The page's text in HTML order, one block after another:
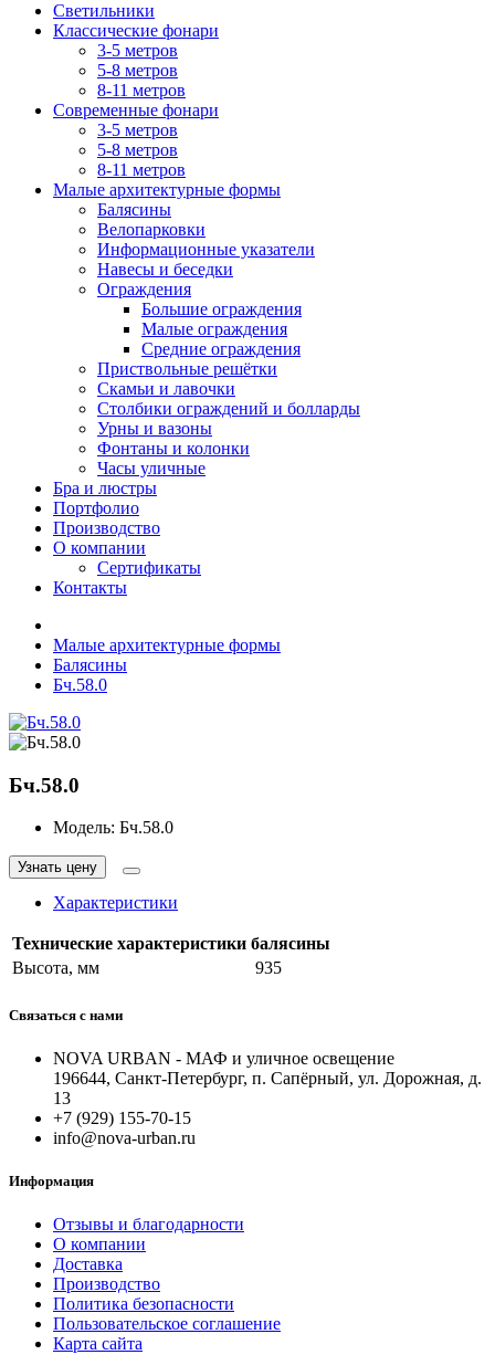
Светильники
Классические фонари
3-5 метров
5-8 метров
8-11 метров
Современные фонари
3-5 метров
5-8 метров
8-11 метров
Малые архитектурные формы
Балясины
Велопарковки
Информационные указатели
Навесы и беседки
Ограждения
Большие ограждения
Малые ограждения
Средние ограждения
Приствольные решётки
Скамьи и лавочки
Столбики ограждений и болларды
Урны и вазоны
Фонтаны и колонки
Часы уличные
Бра и люстры
Портфолио
Производство
О компании
Сертификаты
Контакты
Малые архитектурные формы
Балясины
Бч.58.0
Бч.58.0
Модель: Бч.58.0
Узнать цену
Характеристики
Технические характеристики балясины
Высота, мм
935
Связаться с нами
NOVA URBAN - МАФ и уличное освещение
196644, Санкт-Петербург, п. Сапёрный, ул. Дорожная, д.
13
+7 (929) 155-70-15
info@nova-urban.ru
Информация
Отзывы и благодарности
О компании
Доставка
Производство
Политика безопасности
Пользовательское соглашение
Карта сайта